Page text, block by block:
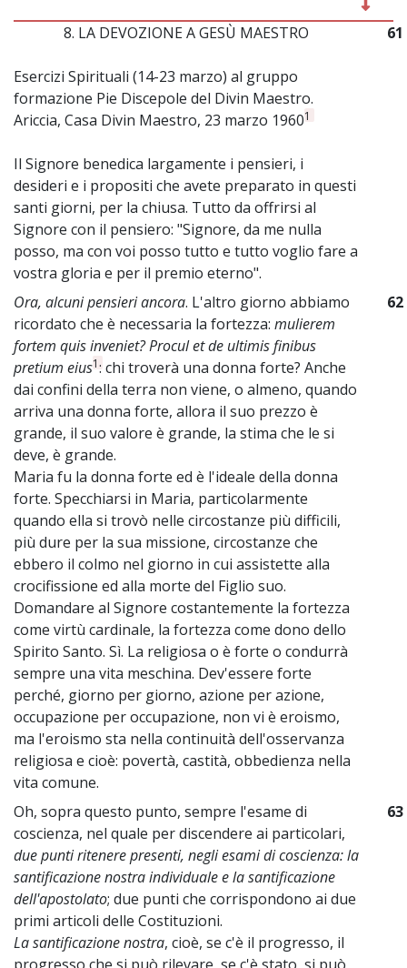
8. LA DEVOZIONE A GESÙ MAESTRO
Esercizi Spirituali (14-23 marzo) al gruppo
formazione Pie Discepole del Divin Maestro.
Ariccia, Casa Divin Maestro, 23 marzo 19601
Il Signore benedica largamente i pensieri, i
desideri e i propositi che avete preparato in questi
santi giorni, per la chiusa. Tutto da offrirsi al
Signore con il pensiero: "Signore, da me nulla
posso, ma con voi posso tutto e tutto voglio fare a
vostra gloria e per il premio eterno".
61
Ora, alcuni pensieri ancora. L'altro giorno abbiamo
ricordato che è necessaria la fortezza: mulierem
fortem quis inveniet? Procul et de ultimis finibus
pretium eius1: chi troverà una donna forte? Anche
dai confini della terra non viene, o almeno, quando
arriva una donna forte, allora il suo prezzo è
grande, il suo valore è grande, la stima che le si
deve, è grande.
Maria fu la donna forte ed è l'ideale della donna
forte. Specchiarsi in Maria, particolarmente
quando ella si trovò nelle circostanze più difficili,
più dure per la sua missione, circostanze che
ebbero il colmo nel giorno in cui assistette alla
crocifissione ed alla morte del Figlio suo.
Domandare al Signore costantemente la fortezza
come virtù cardinale, la fortezza come dono dello
Spirito Santo. Sì. La religiosa o è forte o condurrà
sempre una vita meschina. Dev'essere forte
perché, giorno per giorno, azione per azione,
occupazione per occupazione, non vi è eroismo,
ma l'eroismo sta nella continuità dell'osservanza
religiosa e cioè: povertà, castità, obbedienza nella
vita comune.
62
Oh, sopra questo punto, sempre l'esame di
coscienza, nel quale per discendere ai particolari,
due punti ritenere presenti, negli esami di coscienza: la
santificazione nostra individuale e la santificazione
dell'apostolato; due punti che corrispondono ai due
primi articoli delle Costituzioni.
La santificazione nostra, cioè, se c'è il progresso, il
63